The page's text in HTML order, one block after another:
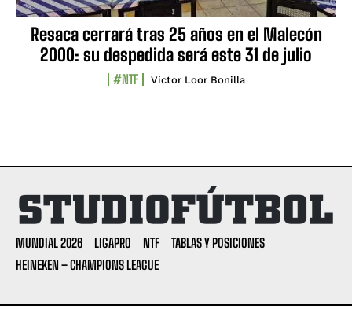
Resaca cerrará tras 25 años en el Malecón
2000: su despedida será este 31 de julio
#NTF Víctor Loor Bonilla
MUNDIAL 2026 LIGAPRO NTF
TABLAS Y POSICIONES
HEINEKEN – CHAMPIONS LEAGUE